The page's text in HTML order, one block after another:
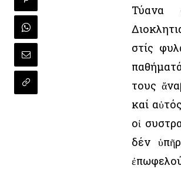
Τύανα
στίς
τους
καί
οἱ
δέν